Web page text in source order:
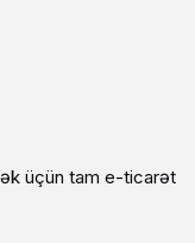
üçün tam e-ticarət